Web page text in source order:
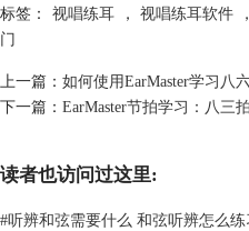
标签： 视唱练耳 ， 视唱练耳软件 ，
门
上一篇： 如何使用EarMaster学习八
下一篇： EarMaster节拍学习：八三
读者也访问过这里:
#听辨和弦需要什么 和弦听辨怎么练